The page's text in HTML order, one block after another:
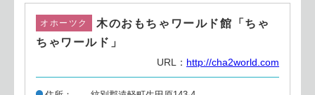
オホーツク
木のおもちゃワールド館「ちゃ
ちゃワールド」
URL： http://cha2world.com